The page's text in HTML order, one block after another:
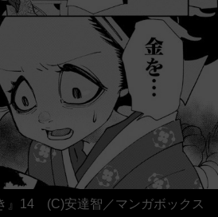
』14 (C)安達智／マンガボックス